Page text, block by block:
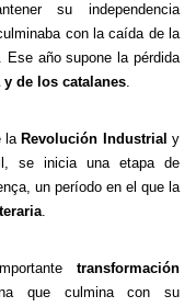
su independencia
con la caída de la
año supone la pérdida
de los catalanes.
la Revolución Industrial y
se inicia una etapa de
, un período en el que la
.
transformación
que culmina con su